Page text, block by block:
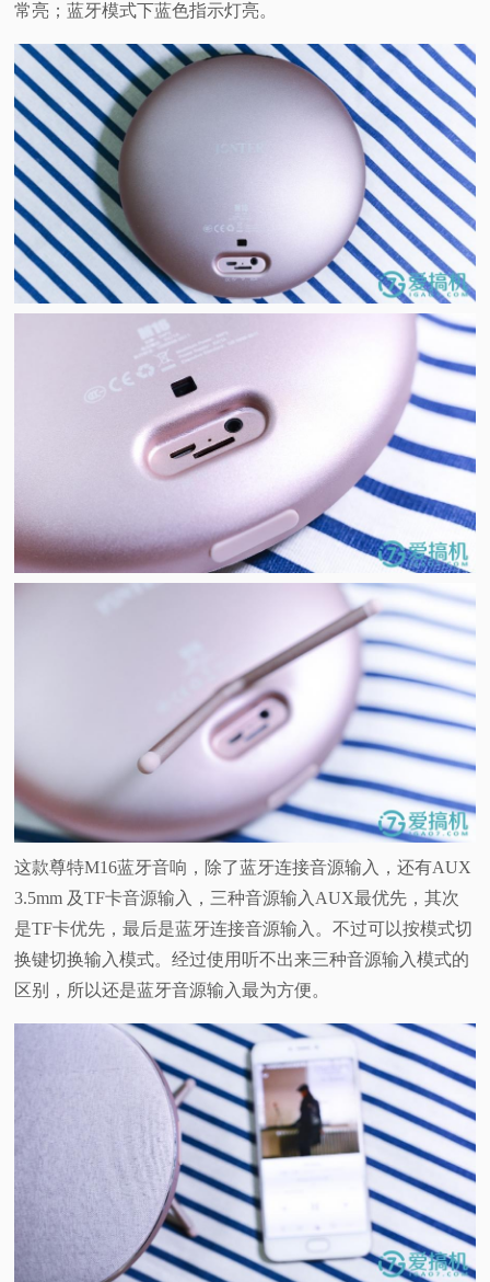
常亮；蓝牙模式下蓝色指示灯亮。
这款尊特M16蓝牙音响，除了蓝牙连接音源输入，还有AUX
3.5mm 及TF卡音源输入，三种音源输入AUX最优先，其次
是TF卡优先，最后是蓝牙连接音源输入。不过可以按模式切
换键切换输入模式。经过使用听不出来三种音源输入模式的
区别，所以还是蓝牙音源输入最为方便。